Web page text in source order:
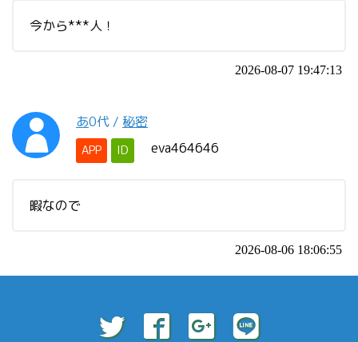
今から***人！
2026-08-07 19:47:13
あ0代 / 秘密
APP ID eva464646
暇なので
2026-08-06 18:06:55